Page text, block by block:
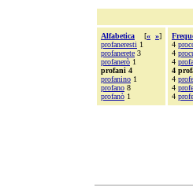
Alfabetica [« »]
profaneresti 1
profanerete 3
profanerò 1
profani 4
profanino 1
profano 8
profanò 1
4
4
4
4
4
4
4